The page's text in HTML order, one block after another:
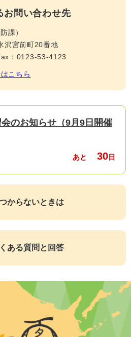
お問い合わせ先
課
沢宮前町20番地
：0123-53-4123
こちら
のお知らせ（9月9日開催
あと 30日
からないときは
ある質問と回答